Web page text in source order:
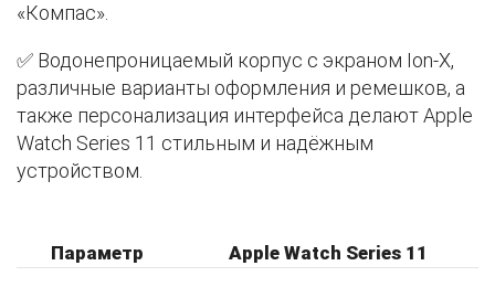
«Компас».
✅ Водонепроницаемый корпус с экраном Ion-X,
различные варианты оформления и ремешков, а
также персонализация интерфейса делают Apple
Watch Series 11 стильным и надёжным
устройством.
Параметр Apple Watch Series 11